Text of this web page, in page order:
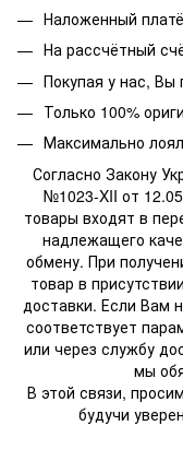
Наложенный
На рассчётный
Покупая у нас,
Только 100%
Максимально
Согласно Закону
№1023-XII от
товары входят в
надлежащего
обмену. При
товар в
доставки. Если Вам
соответствует
или через службу
мы
В этой связи,
будучи